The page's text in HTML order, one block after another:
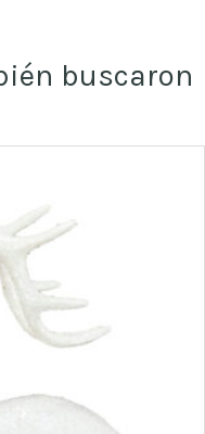
buscaron